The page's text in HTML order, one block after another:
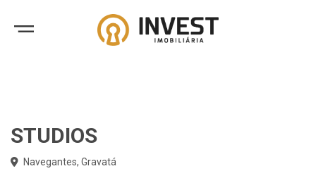
STUDIOS
Navegantes, Gravatá